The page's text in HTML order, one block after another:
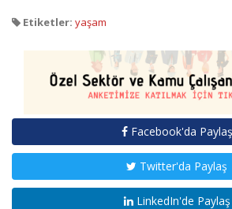
Etiketler: yaşam
Facebook'da Paylaş
Twitter'da Paylaş
LinkedIn'de Paylaş